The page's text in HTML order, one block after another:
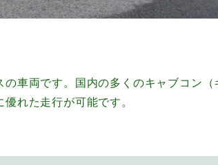
車両です。国内の多くのキャブコン
れた走行が可能です。